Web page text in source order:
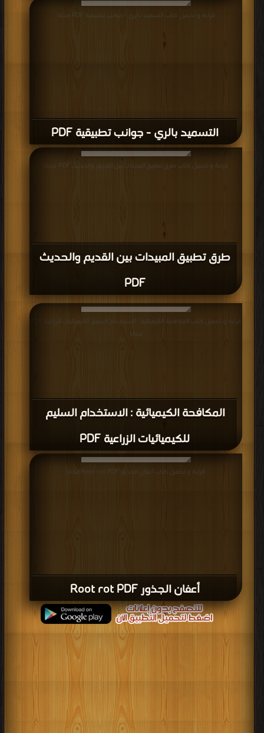
التسميد بالري - جوانب تطبيقية PDF
قراءة و تحميل كتاب التسميد بالري - جوانب تطبيقية PDF مجانا
طرق تطبيق المبيدات بين القديم والحديث
PDF
قراءة و تحميل كتاب طرق تطبيق المبيدات بين القديم والحديث PDF مجانا
المكافحة الكيميائية : الاستخدام السليم
للكيميائيات الزراعية PDF
مجانا
أعفان الجذور Root rot PDF
قراءة و تحميل كتاب أعفان الجذور Root rot PDF مجانا